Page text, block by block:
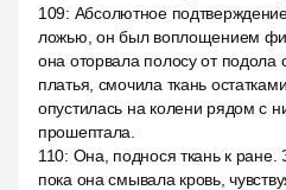
109: Абсолютное
ложью, он был воплощением
она оторвала полосу от подола
платья, смочила ткань
опустилась на колени рядом с
прошептала.
110: Она, поднося ткань к ране.
пока она смывала кровь,